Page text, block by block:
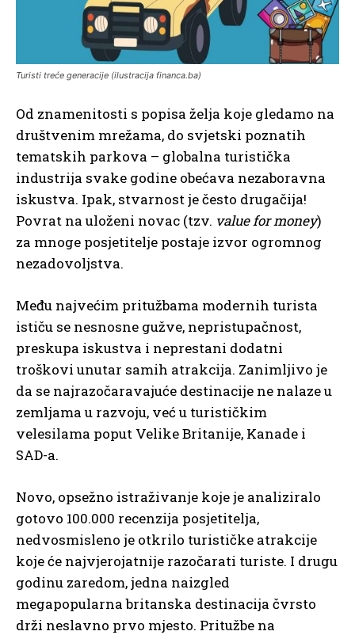
Turisti treće generacije (ilustracija financa.ba)
Od znamenitosti s popisa želja koje gledamo na
društvenim mrežama, do svjetski poznatih
tematskih parkova – globalna turistička
industrija svake godine obećava nezaboravna
iskustva. Ipak, stvarnost je često drugačija!
Povrat na uloženi novac (tzv. value for money)
za mnoge posjetitelje postaje izvor ogromnog
nezadovoljstva.
Među najvećim pritužbama modernih turista
ističu se nesnosne gužve, nepristupačnost,
preskupa iskustva i neprestani dodatni
troškovi unutar samih atrakcija. Zanimljivo je
da se najrazočaravajuće destinacije ne nalaze u
zemljama u razvoju, već u turističkim
velesilama poput Velike Britanije, Kanade i
SAD-a.
Novo, opsežno istraživanje koje je analiziralo
gotovo 100.000 recenzija posjetitelja,
nedvosmisleno je otkrilo turističke atrakcije
koje će najvjerojatnije razočarati turiste. I drugu
godinu zaredom, jedna naizgled
megapopularna britanska destinacija čvrsto
drži neslavno prvo mjesto. Pritužbe na